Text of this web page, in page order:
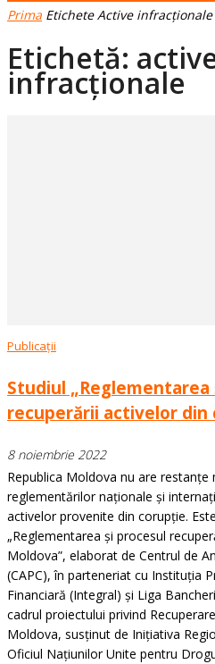
Prima Etichete Active infracționale
Etichetă:
infracționale
Publicații
Studiul „Reglementarea
recuperării activelor din
8 noiembrie 2022
Republica Moldova nu are restanțe
reglementărilor naționale și
activelor provenite din corupție.
„Reglementarea și procesul
Moldova”, elaborat de Centrul de
(CAPC), în parteneriat cu Instituția
Financiară (Integral) și Liga
cadrul proiectului privind
Moldova, susținut de Inițiativa
Oficiul Națiunilor Unite pentru